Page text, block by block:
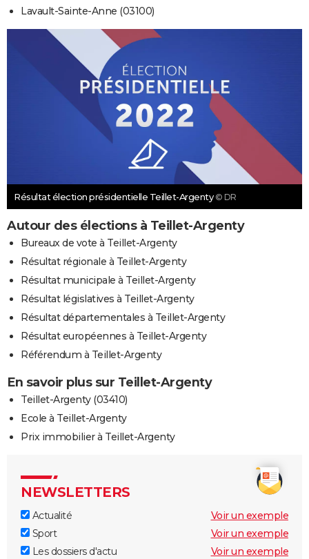
Lavault-Sainte-Anne (03100)
Résultat élection présidentielle Teillet-Argenty © DR
Autour des élections à Teillet-Argenty
Bureaux de vote à Teillet-Argenty
Résultat régionale à Teillet-Argenty
Résultat municipale à Teillet-Argenty
Résultat législatives à Teillet-Argenty
Résultat départementales à Teillet-Argenty
Résultat européennes à Teillet-Argenty
Référendum à Teillet-Argenty
En savoir plus sur Teillet-Argenty
Teillet-Argenty (03410)
Ecole à Teillet-Argenty
Prix immobilier à Teillet-Argenty
NEWSLETTERS
Actualité
Voir un exemple
Sport
Voir un exemple
Les dossiers d'actu
Voir un exemple